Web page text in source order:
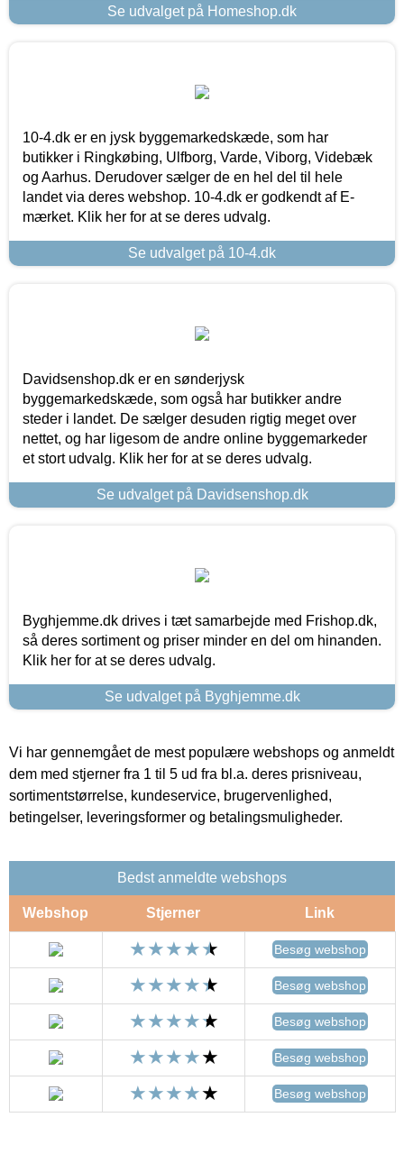
Se udvalget på Homeshop.dk
10-4.dk er en jysk byggemarkedskæde, som har
butikker i Ringkøbing, Ulfborg, Varde, Viborg, Videbæk
og Aarhus. Derudover sælger de en hel del til hele
landet via deres webshop. 10-4.dk er godkendt af E-
mærket. Klik her for at se deres udvalg.
Se udvalget på 10-4.dk
Davidsenshop.dk er en sønderjysk
byggemarkedskæde, som også har butikker andre
steder i landet. De sælger desuden rigtig meget over
nettet, og har ligesom de andre online byggemarkeder
et stort udvalg. Klik her for at se deres udvalg.
Se udvalget på Davidsenshop.dk
Byghjemme.dk drives i tæt samarbejde med Frishop.dk,
så deres sortiment og priser minder en del om hinanden.
Klik her for at se deres udvalg.
Se udvalget på Byghjemme.dk
Vi har gennemgået de mest populære webshops og anmeldt
dem med stjerner fra 1 til 5 ud fra bl.a. deres prisniveau,
sortimentstørrelse, kundeservice, brugervenlighed,
betingelser, leveringsformer og betalingsmuligheder.
Bedst anmeldte webshops
Webshop Stjerner Link
Besøg webshop
Besøg webshop
Besøg webshop
Besøg webshop
Besøg webshop